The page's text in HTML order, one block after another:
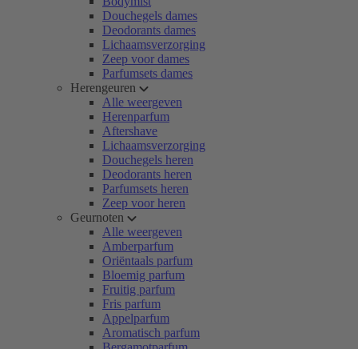
Douchegels dames
Deodorants dames
Lichaamsverzorging
Zeep voor dames
Parfumsets dames
Herengeuren
Alle weergeven
Herenparfum
Aftershave
Lichaamsverzorging
Douchegels heren
Deodorants heren
Parfumsets heren
Zeep voor heren
Geurnoten
Alle weergeven
Amberparfum
Oriëntaals parfum
Bloemig parfum
Fruitig parfum
Fris parfum
Appelparfum
Aromatisch parfum